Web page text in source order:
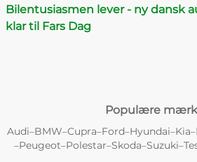
Bilentusiasmen lever - ny dansk
klar til Fars Dag
Populære
Audi–BMW–Cupra–Ford–Hyundai–Kia–
–Peugeot–Polestar–Skoda–Suzuki–